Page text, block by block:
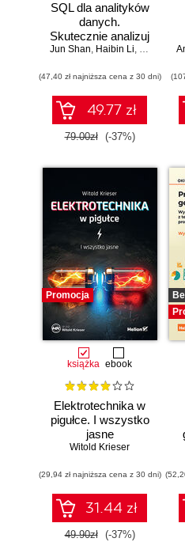
SQL dla analityków
danych.
Skutecznie analizuj
dane, wyciągaj
wnioski i opanuj
zaawansowany
SQL na potrzeby
praktycznych
zastosowań.
Jun Shan, Haibin Li, Matt
(47,40 zł najniższa cena z 30 dni)
49.77 zł
79.00zł (-37%)
Promocja
książka ebook
Elektrotechnika w
pigułce. I wszystko
jasne
Witold Krieser
(29,94 zł najniższa cena z 30 dni)
31.44 zł
49.90zł (-37%)